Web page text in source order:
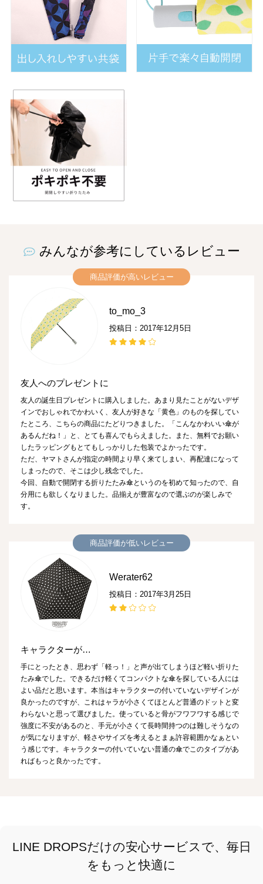
みんなが参考にしているレビュー
商品評価が高いレビュー
to_mo_3
投稿日：2017年12月5日
友人へのプレゼントに
友人の誕生日プレゼントに購入しました。あまり見たことがないデザ
インでおしゃれでかわいく、友人が好きな「黄色」のものを探してい
たところ、こちらの商品にたどりつきました。「こんなかわいい傘が
あるんだね！」と、とても喜んでもらえました。また、無料でお願い
したラッピングもとてもしっかりした包装でよかったです。
ただ、ヤマトさんが指定の時間より早く来てしまい、再配達になって
しまったので、そこは少し残念でした。
今回、自動で開閉する折りたたみ傘というのを初めて知ったので、自
分用にも欲しくなりました。品揃えが豊富なので選ぶのが楽しみで
す。
商品評価が低いレビュー
Werater62
投稿日：2017年3月25日
キャラクターが…
手にとったとき、思わず「軽っ！」と声が出てしまうほど軽い折りた
たみ傘でした。できるだけ軽くてコンパクトな傘を探している人には
よい品だと思います。本当はキャラクターの付いていないデザインが
良かったのですが、これはャラが小さくてほとんど普通のドットと変
わらないと思って選びました。使っていると骨がフワフワする感じで
強度に不安があるのと、手元が小さくて長時間持つのは難しそうなの
が気になりますが、軽さやサイズを考えるとまぁ許容範囲かなぁとい
う感じです。キャラクターの付いていない普通の傘でこのタイプがあ
ればもっと良かったです。
LINE DROPSだけの安心サービスで、毎日
をもっと快適に